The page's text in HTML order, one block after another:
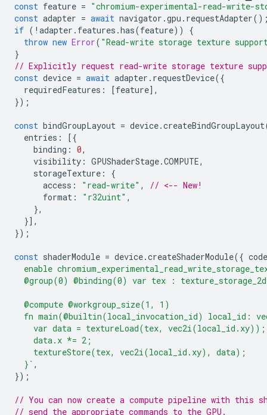
const feature = "chromium-experimental-read-write-
const adapter = await navigator .gpu . requestAdapter
if ( ! adapter . features .has(feature))
{
throw new Error( "Read-write storage texture
}
// Explicitly request read-write storage texture
const device = await adapter . requestDevice({
requiredFeatures : [feature],
});
const bindGroupLayout = device.createBindGroupLayout
entries :
[{
binding : 0,
visibility : GPUShaderStage.COMPUTE,
storageTexture :
{
access : "read-write" ,
// <-- New!
format : "r32uint" ,
},
}],
});
const shaderModule = device.createShaderModule({ code
enable
@group(0) @binding(0) var tex :
  @compute @workgroup_size(1, 1)
fn main(@builtin(local_invocation_id) local_id:
    var data = textureLoad(tex, vec2i(local_id.xy));
    data.x *= 2;
    textureStore(tex, vec2i(local_id.xy), data);
  }`
,
});
// You can now create a compute pipeline with this
// send the appropriate commands to the GPU.